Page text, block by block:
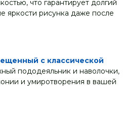
что гарантирует долгий
яркости рисунка даже после
с классической
пододеяльник и наволочки,
и умиротворения в вашей